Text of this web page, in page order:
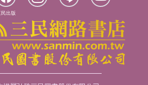
民出版